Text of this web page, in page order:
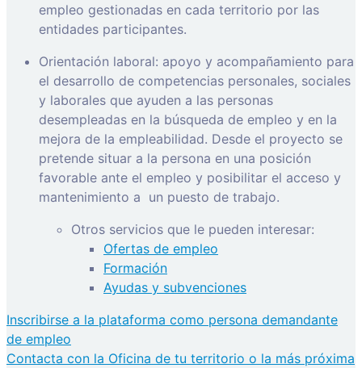
empleo gestionadas en cada territorio por las
entidades participantes.
Orientación laboral: apoyo y acompañamiento para
el desarrollo de competencias personales, sociales
y laborales que ayuden a las personas
desempleadas en la búsqueda de empleo y en la
mejora de la empleabilidad. Desde el proyecto se
pretende situar a la persona en una posición
favorable ante el empleo y posibilitar el acceso y
mantenimiento a un puesto de trabajo.
Otros servicios que le pueden interesar:
Ofertas de empleo
Formación
Ayudas y subvenciones
Inscribirse a la plataforma como persona demandante
de empleo
Contacta con la Oficina de tu territorio o la más próxima